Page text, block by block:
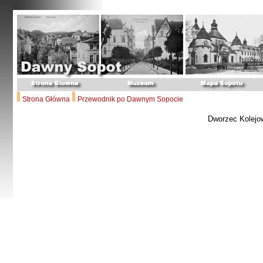
Strona Główna Przewodnik po Dawnym Sopocie
Dworzec